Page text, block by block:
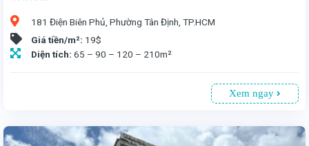
181 Điện Biên Phủ, Phường Tân Định, TP.HCM
Giá tiền/m²: 19$
Diện tích: 65 – 90 – 120 – 210m²
Xem ngay